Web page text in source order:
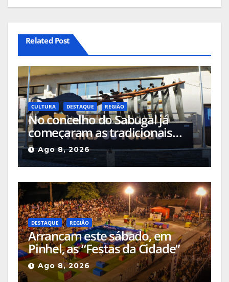
Related Post
CULTURA DESTAQUE REGIÃO
No concelho do Sabugal já
começaram as tradicionais
capeias que prometem animar
o mês
Ago 8, 2026
DESTAQUE REGIÃO
Arrancam este sábado, em
Pinhel, as “Festas da Cidade”
Ago 8, 2026